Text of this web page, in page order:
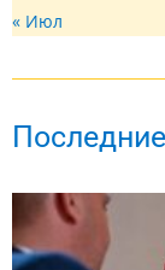
« Июл